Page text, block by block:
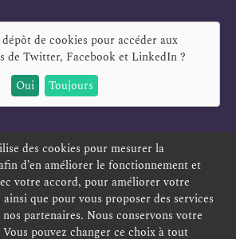
de cookies pour accéder aux
de Twitter, Facebook et LinkedIn?
Oui
Toujours
OFFRES D'EMPLOI SIGNALEMENT
PLAN DU SITE
POLITIQUE DE CONFIDENTIALITÉ
LÉGALES CONTACT
des cookies pour mesurer la
d’en améliorer le fonctionnement et
votre accord, pour améliorer votre
que pour vous proposer des services
partenaires. Nous conservons votre
pouvez changer ce choix à tout